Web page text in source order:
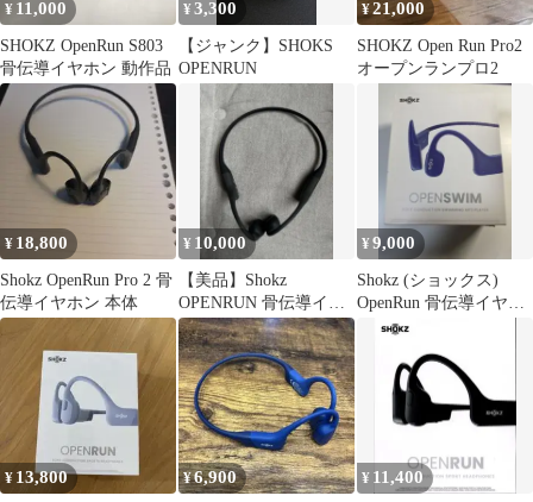
¥ 11,000
SHOKZ OpenRun S803
骨伝導イヤホン 動作品
¥3,300
【ジャンク】SHOKS
OPENRUN
¥21,000
SHOKZ Open Run Pro2
オープンランプロ2
¥ 18,800
Shokz OpenRun Pro 2 骨
伝導イヤホン 本体
¥ 10,000
【美品】Shokz
OPENRUN 骨伝導イヤ
ホン 本体
¥9,000
Shokz (ショックス)
OpenRun 骨伝導イヤホ
ン ワイヤレスイヤホン
¥ 13,800 ¥6,900 ¥ 11,400